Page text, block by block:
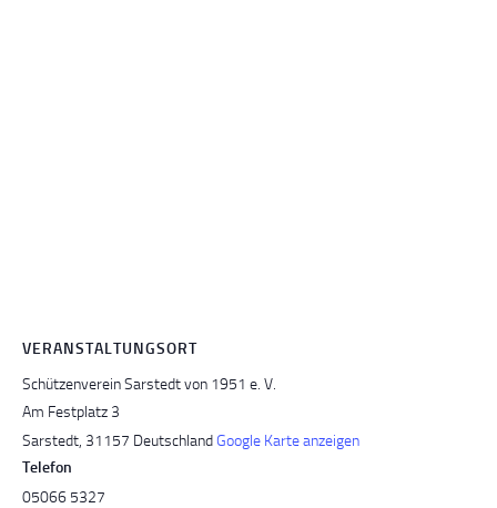
VERANSTALTUNGSORT
Schützenverein Sarstedt von 1951 e. V.
Am Festplatz 3
Sarstedt, 31157 DeutschlandGoogle Karte anzeigen
Telefon
05066 5327